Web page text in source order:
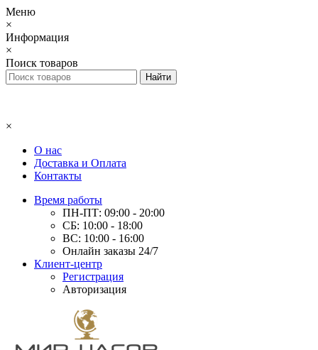
Меню
×
Информация
×
Поиск товаров
×
О нас
Доставка и Оплата
Контакты
Время работы
ПН-ПТ: 09:00 - 20:00
СБ: 10:00 - 18:00
ВС: 10:00 - 16:00
Онлайн заказы 24/7
Клиент-центр
Регистрация
Авторизация